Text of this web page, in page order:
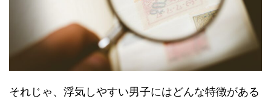
それじゃ、浮気しやすい男子にはどんな特徴がある